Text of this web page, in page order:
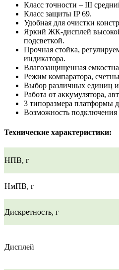
Класс точности – III
Класс защиты IP 69.
Удобная для очистки
Яркий ЖК-дисплей
подсветкой.
Прочная стойка,
индикатора.
Влагозащищенная
Режим компаратора,
Выбор различных единиц
Работа от аккумулятора,
3 типоразмера платформы
Возможность
Технические характеристики:
НПВ, г
НмПВ, г
Дискретность, г
Дисплей